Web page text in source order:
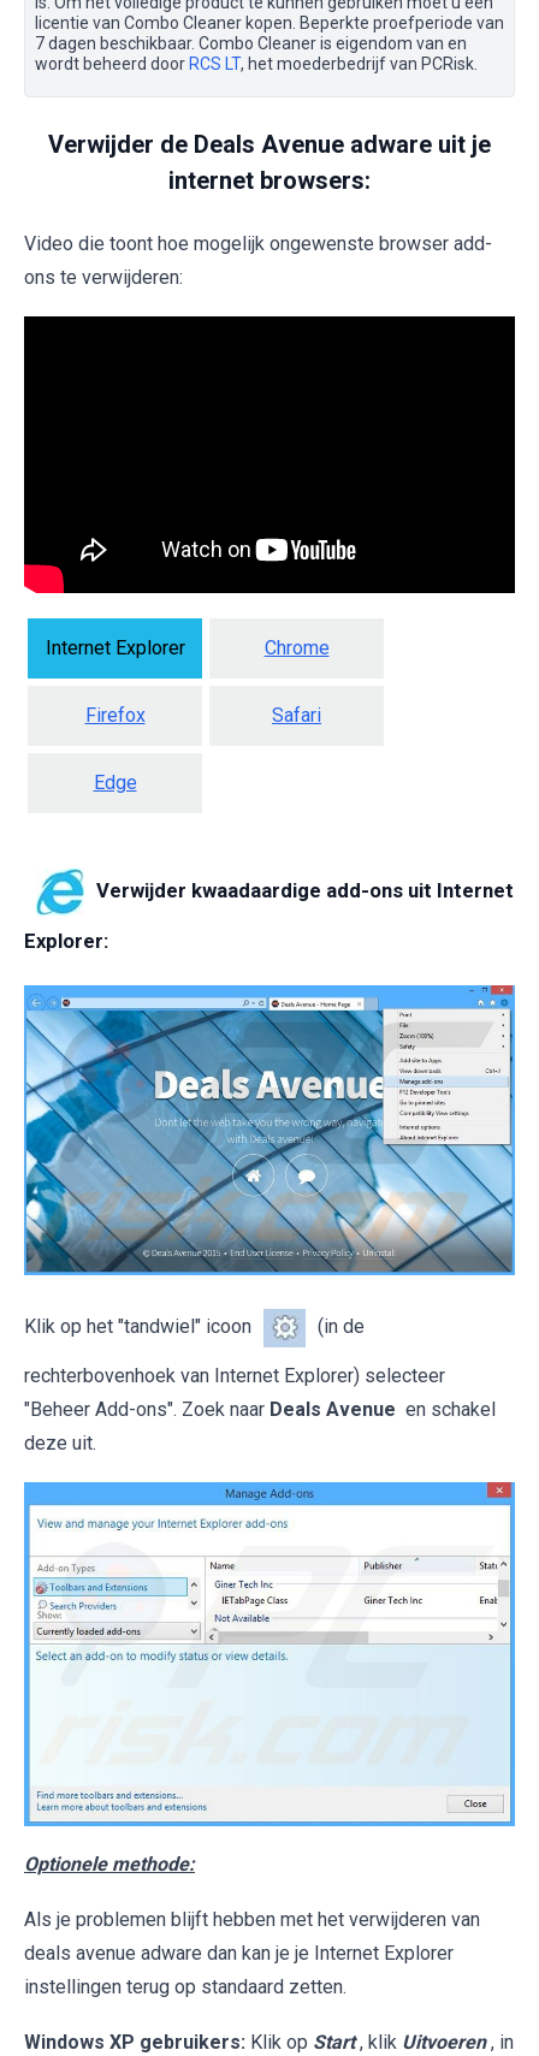
licentie van Combo Cleaner kopen. Beperkte proefperiode van
7 dagen beschikbaar. Combo Cleaner is eigendom van en
wordt beheerd door RCS LT, het moederbedrijf van PCRisk.
Verwijder de Deals Avenue adware uit je
internet browsers:
Video die toont hoe mogelijk ongewenste browser add-
ons te verwijderen:
Internet Explorer Chrome
Firefox Safari
Edge
Verwijder kwaadaardige add-ons uit Internet
Explorer:
Klik op het "tandwiel" icoon (in de
rechterbovenhoek van Internet Explorer) selecteer
"Beheer Add-ons". Zoek naar Deals Avenue en schakel
deze uit.
Optionele methode:
Als je problemen blijft hebben met het verwijderen van
deals avenue adware dan kan je je Internet Explorer
instellingen terug op standaard zetten.
Windows XP gebruikers: Klik op Start , klik Uitvoeren , in